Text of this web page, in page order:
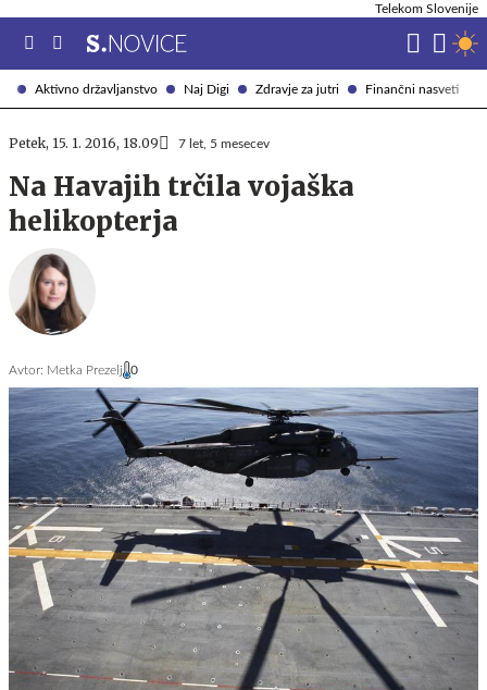
Aktivno državljanstvo Naj Digi Zdravje za jutri Finančni nasveti
Telekom Slovenije
Petek, 15. 1. 2016, 18.09 7 let, 5 mesecev
Na Havajih trčila vojaška
helikopterja
Avtor: Metka Prezelj 0